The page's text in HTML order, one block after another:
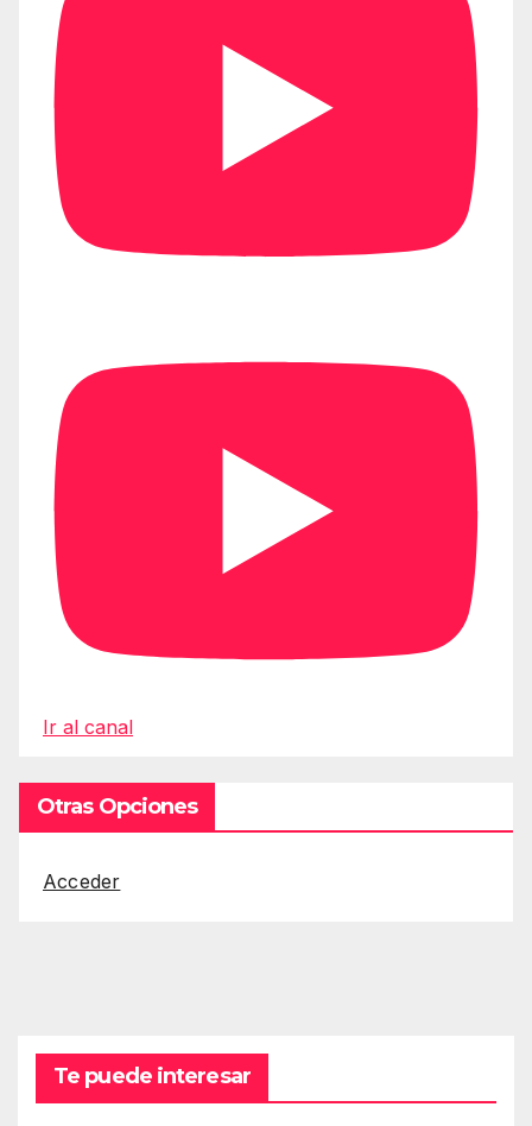
Ir al canal
Otras Opciones
Acceder
Te puede interesar